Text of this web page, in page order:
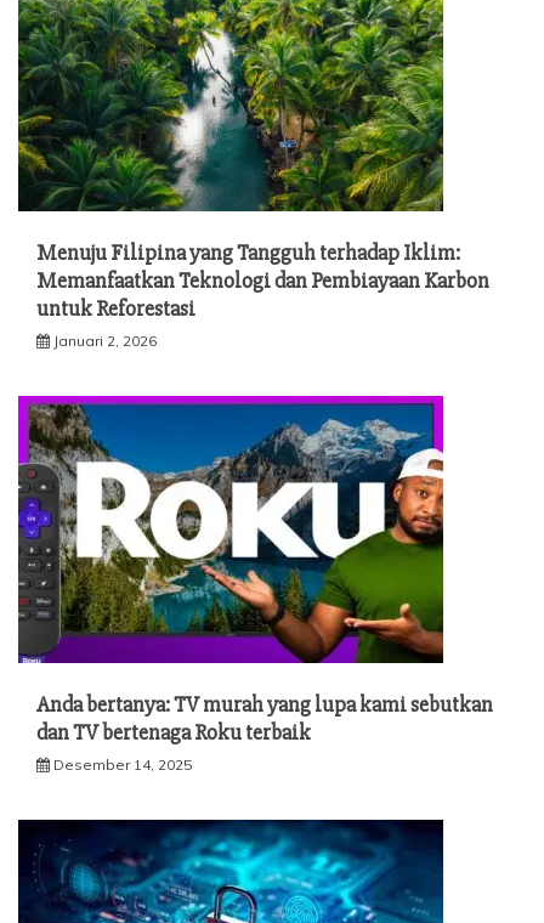
Menuju Filipina yang Tangguh terhadap Iklim:
Memanfaatkan Teknologi dan Pembiayaan Karbon
untuk Reforestasi
Januari 2, 2026
Anda bertanya: TV murah yang lupa kami sebutkan
dan TV bertenaga Roku terbaik
Desember 14, 2025